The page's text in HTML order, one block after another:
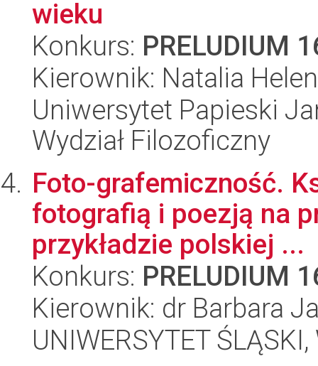
wieku
Konkurs: PRELUDIUM
Kierownik: Natalia
Uniwersytet Papieski
Wydział Filozoficzny
Foto-grafemiczność.
fotografią i poezją na
przykładzie polskiej ...
Konkurs: PRELUDIUM
Kierownik: dr Barbara
UNIWERSYTET